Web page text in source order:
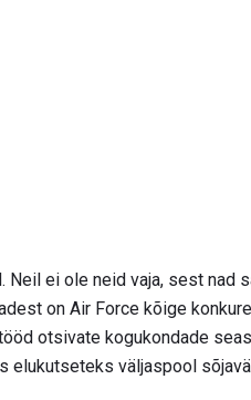
ei ole neid vaja, sest nad
on Air Force kõige
otsivate kogukondade
elukutseteks väljaspool